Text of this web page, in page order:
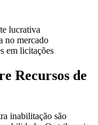
lucrativa
no mercado
em licitações
Recursos de
inabilitação são